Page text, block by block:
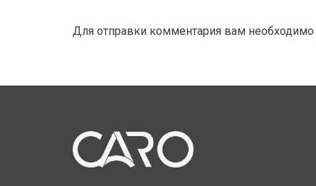
Для отправки комментария вам необходимо